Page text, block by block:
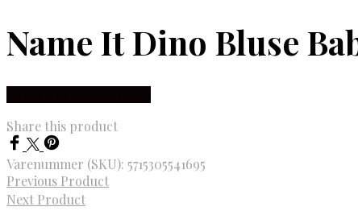
Name It Dino Bluse
Share this product
Varenummer (SKU): 5715305541695
Previous Product
Next Product